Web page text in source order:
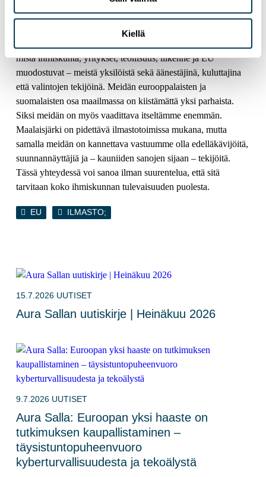
Kiellä
hyödyntämisessä muiden tahdissa.
Niiden, joiden mielestä yksilöiden valinnoilla ei ole väliä, tai
mistä ihmiskunta, yritykset, teollisuus, liikenne ja EU
muodostuvat – meistä yksilöistä sekä äänestäjinä, kuluttajina
että valintojen tekijöinä. Meidän eurooppalaisten ja
suomalaisten osa maailmassa on kiistämättä yksi parhaista.
Siksi meidän on myös vaadittava itseltämme enemmän.
Maalaisjärki on pidettävä ilmastotoimissa mukana, mutta
samalla meidän on kannettava vastuumme olla edelläkävijöitä,
suunnannäyttäjiä ja – kauniiden sanojen sijaan – tekijöitä.
Tässä yhteydessä voi sanoa ilman suurentelua, että sitä
tarvitaan koko ihmiskunnan tulevaisuuden puolesta.
EU ILMASTO;
15.7.2026 UUTISET
Aura Sallan uutiskirje | Heinäkuu 2026
9.7.2026 UUTISET
Aura Salla: Euroopan yksi haaste on
tutkimuksen kaupallistaminen –
täysistuntopuheenvuoro
kyberturvallisuudesta ja tekoälystä